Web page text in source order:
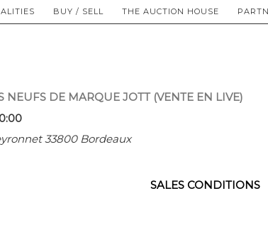
BUY / SELL THE AUCTION HOUSE
NEUFS DE MARQUE JOTT (VENTE EN LIVE)
33800 Bordeaux
SALES CONDITIONS